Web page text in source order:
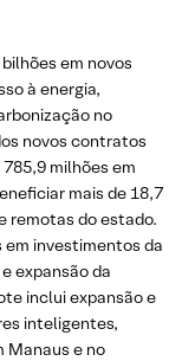
em novos
à energia,
no
novos contratos
milhões em
mais de 18,7
remotas do estado.
em investimentos da
expansão da
inclui expansão e
inteligentes,
Manaus e no